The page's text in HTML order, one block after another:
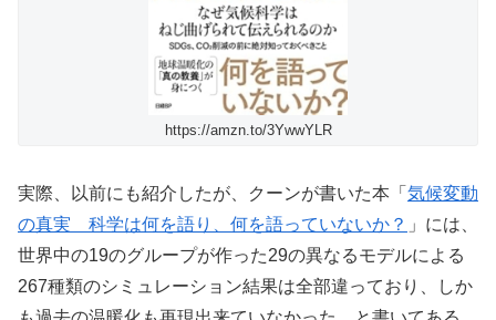
https://amzn.to/3YwwYLR
実際、以前にも紹介したが、クーンが書いた本「 気候変動
の真実 科学は何を語り、何を語っていないか？ 」には、
世界中の19のグループが作った29の異なるモデルによる
267種類のシミュレーション結果は全部違っており、しか